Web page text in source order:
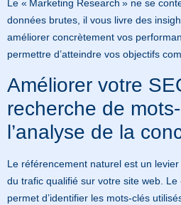
Le « Marketing Research » ne se
données brutes, il vous livre des
améliorer concrètement vos
permettre d’atteindre vos objectifs
Améliorer votre
recherche de
l’analyse de la
Le référencement naturel est un
du trafic qualifié sur votre site web.
permet d’identifier les mots-clés